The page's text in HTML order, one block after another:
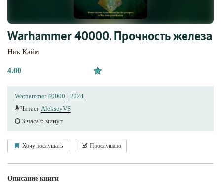
Warhammer 40000. Прочность железа
Ник Кайм
4.00
Warhammer 40000 · 2024
Читает AlekseyVS
3 часа 6 минут
Хочу послушать Прослушано
Описание книги